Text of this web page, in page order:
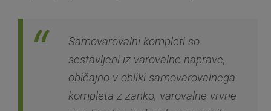
Samovarovalni kompleti so
sestavljeni iz varovalne naprave,
običajno v obliki samovarovalnega
kompleta z zanko, varovalne vrvne